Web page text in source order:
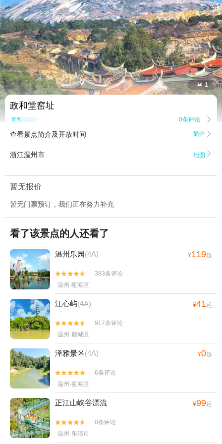
 1
政和堂窑址
暂无点评 0条评论 
查看景点简介及开放时间 简介 
浙江温州市 地图 
暂无报价
暂无门票预订，我们正在努力补充
看了该景点的人还看了
温州乐园(4A) ¥119起


383条评论
温州·瓯海区
江心屿(4A) ¥41起


917条评论
温州·鹿城区
泽雅景区(4A) ¥0起


6条评论
温州·瓯海区
正江山峡谷漂流 ¥99起


0条评论
温州·乐清市
